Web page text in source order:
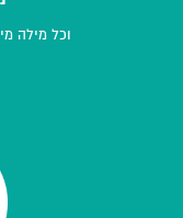
וכל מילה